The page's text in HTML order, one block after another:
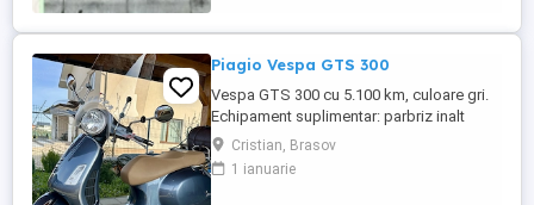
Piagio Vespa GTS 300
Vespa GTS 300 cu 5.100 km, culoare gri.
Echipament suplimentar: parbriz inalt
Faco (montat 2026), geanta portbagaj
Classic; prelungitor scarite pasager;
suspensie fata Bitubo si frane fata spate
Cristian, Brasov
1 ianuarie